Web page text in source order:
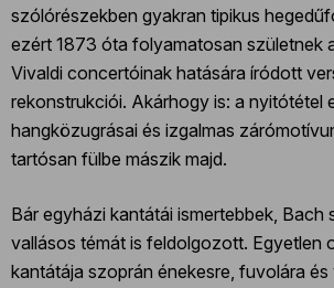
szólórészekben gyakran tipikus
ezért 1873 óta folyamatosan születnek
Vivaldi concertóinak hatására íródott
rekonstrukciói. Akárhogy is: a nyitótétel
hangközugrásai és izgalmas
tartósan fülbe mászik majd.
Bár egyházi kantátái ismertebbek, Bach
vallásos témát is feldolgozott. Egyetlen
kantátája szoprán énekesre, fuvolára